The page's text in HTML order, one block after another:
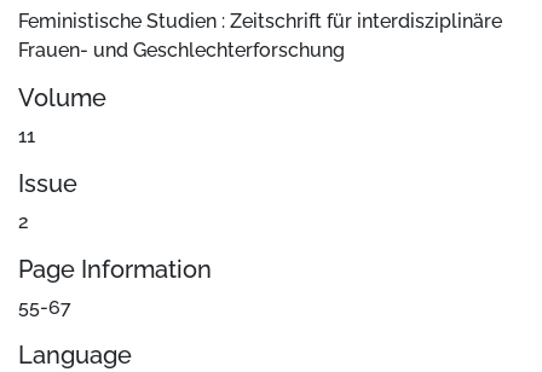
Feministische Studien : Zeitschrift für interdisziplinäre
Frauen- und Geschlechterforschung
Volume
11
Issue
2
Page Information
55-67
Language